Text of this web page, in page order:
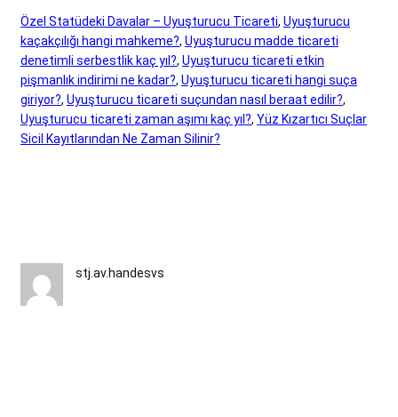
Özel Statüdeki Davalar – Uyuşturucu Ticareti, Uyuşturucu
kaçakçılığı hangi mahkeme?, Uyuşturucu madde ticareti
denetimli serbestlik kaç yıl?, Uyuşturucu ticareti etkin
pişmanlık indirimi ne kadar?, Uyuşturucu ticareti hangi suça
giriyor?, Uyuşturucu ticareti suçundan nasıl beraat edilir?
Uyuşturucu ticareti zaman aşımı kaç yıl?, Yüz Kızartıcı Suçlar
Sicil Kayıtlarından Ne Zaman Silinir?
stj.av.handesvs